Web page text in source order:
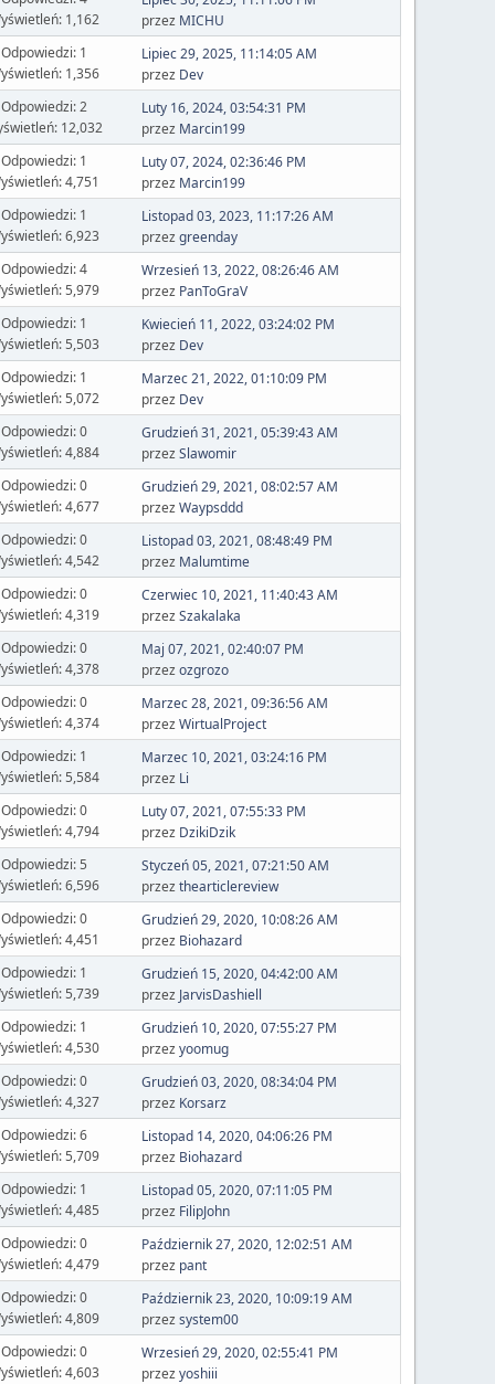
1,162
przez MICHU
Odpowiedzi: 1
1,356
Lipiec 29, 2025, 11:14:05 AM
przez Dev
Odpowiedzi: 2
12,032
Luty 16, 2024, 03:54:31 PM
przez Marcin199
Odpowiedzi: 1
4,751
Luty 07, 2024, 02:36:46 PM
przez Marcin199
Odpowiedzi: 1
6,923
Listopad 03, 2023, 11:17:26 AM
przezgreenday
Odpowiedzi: 4
5,979
Wrzesień 13, 2022, 08:26:46 AM
przez PanToGraV
Odpowiedzi: 1
5,503
Kwiecień 11, 2022, 03:24:02 PM
przez Dev
Odpowiedzi: 1
5,072
Marzec 21, 2022, 01:10:09 PM
przez Dev
Odpowiedzi: 0
4,884
Grudzień 31, 2021, 05:39:43 AM
przezSlawomir
Odpowiedzi: 0
4,677
Grudzień 29, 2021, 08:02:57 AM
przezWaypsddd
Odpowiedzi: 0
4,542
Listopad 03, 2021, 08:48:49 PM
przez Malumtime
Odpowiedzi: 0
4,319
Czerwiec 10, 2021, 11:40:43 AM
przezSzakalaka
Odpowiedzi: 0
4,378
Maj 07, 2021, 02:40:07 PM
przezozgrozo
Odpowiedzi: 0
4,374
Marzec 28, 2021, 09:36:56 AM
przezWirtualProject
Odpowiedzi: 1
5,584
Marzec 10, 2021, 03:24:16 PM
przez Li
Odpowiedzi: 0
4,794
Luty 07, 2021, 07:55:33 PM
przez DzikiDzik
Odpowiedzi: 5
6,596
Styczeń 05, 2021, 07:21:50 AM
przezthearticlereview
Odpowiedzi: 0
4,451
Grudzień 29, 2020, 10:08:26 AM
przez Biohazard
Odpowiedzi: 1
5,739
Grudzień 15, 2020, 04:42:00 AM
przez JarvisDashiell
Odpowiedzi: 1
4,530
Grudzień 10, 2020, 07:55:27 PM
przezyoomug
Odpowiedzi: 0
4,327
Grudzień 03, 2020, 08:34:04 PM
przez Korsarz
Odpowiedzi: 6
5,709
Listopad 14, 2020, 04:06:26 PM
przez Biohazard
Odpowiedzi: 1
4,485
Listopad 05, 2020, 07:11:05 PM
przez FilipJohn
Odpowiedzi: 0
4,479
Październik 27, 2020, 12:02:51 AM
przez pant
Odpowiedzi: 0
4,809
Październik 23, 2020, 10:09:19 AM
przezsystem00
Odpowiedzi: 0
4,603
Wrzesień 29, 2020, 02:55:41 PM
przezyoshiii